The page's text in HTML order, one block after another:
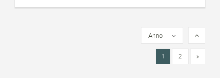
Anno
1 2 »